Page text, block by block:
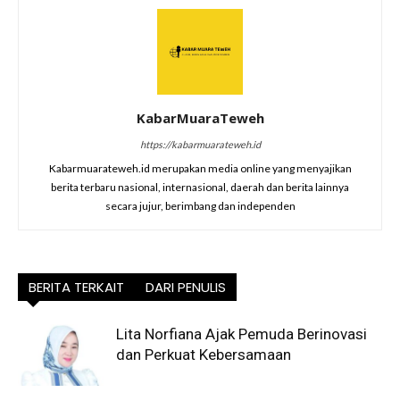
KabarMuaraTeweh
https://kabarmuarateweh.id
Kabarmuarateweh.id merupakan media online yang menyajikan
berita terbaru nasional, internasional, daerah dan berita lainnya
secara jujur, berimbang dan independen
BERITA TERKAIT DARI PENULIS
Lita Norfiana Ajak Pemuda Berinovasi
dan Perkuat Kebersamaan